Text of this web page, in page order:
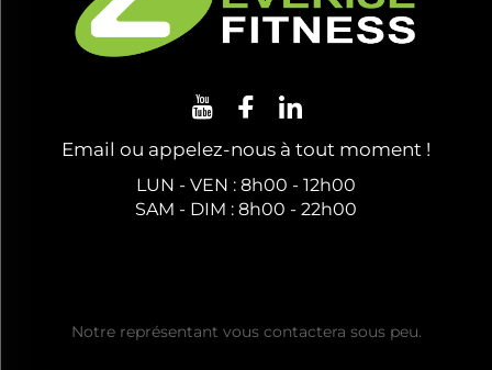
Email ou appelez-nous à tout moment !
LUN - VEN : 8h00 - 12h00
SAM - DIM : 8h00 - 22h00
Notre représentant vous contactera sous peu.